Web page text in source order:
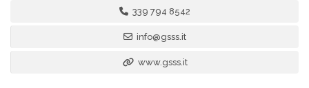
339 794 8542
info@gsss.it
www.gsss.it